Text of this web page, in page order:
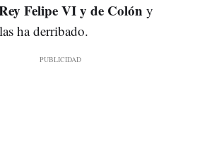
Felipe VI y de Colón y
ha derribado.